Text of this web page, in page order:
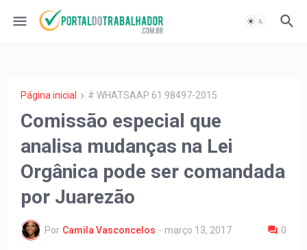
Página inicial # WHATSAAP 61 98497-2015
Comissão especial que
analisa mudanças na Lei
Orgânica pode ser comandada
por Juarezão
Por Camila Vasconcelos - março 13, 2017 0